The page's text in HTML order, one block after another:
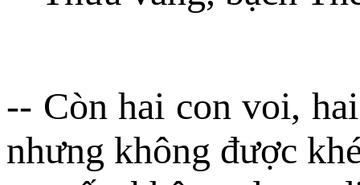
-- Còn hai con voi,
nhưng không được